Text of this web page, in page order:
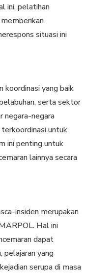
ini, pelatihan
situasi ini
koordinasi yang baik
serta sektor
negara-negara
untuk
ini penting untuk
lainnya secara
insiden merupakan
Hal ini
dapat
pelajaran yang
serupa di masa